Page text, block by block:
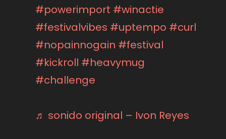
#powerimport #winactie
#festivalvibes #uptempo #curl
#nopainnogain #festival
#kickroll #heavymug
#challenge
♬ sonido original – Ivon Reyes